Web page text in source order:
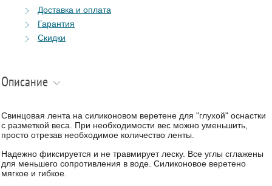
Доставка и оплата
Гарантия
Скидки
Описание
Свинцовая лента на силиконовом веретене для "глухой" оснастки
с разметкой веса. При необходимости вес можно уменьшить,
просто отрезав необходимое количество ленты.
Надежно фиксируется и не травмирует леску. Все углы сглажены
для меньшего сопротивления в воде. Силиконовое веретено
мягкое и гибкое.